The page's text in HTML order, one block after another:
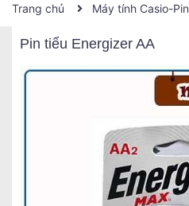
Trang chủ Máy tính Casio-Pin
Pin tiểu Energizer AA